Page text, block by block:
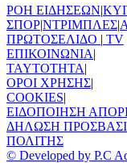
ΡΟΗ ΕΙΔΗΣΕΩΝ|
ΣΠΟΡ|ΝΤΡΙΜΠΛΕΣ|
ΠΡΩΤΟΣΕΛΙΔΟ | TV
ΕΠΙΚΟΙΝΩΝΙΑ|
TAYTOTHTA|
ΟΡΟΙ ΧΡΗΣΗΣ|
COOKIES|
ΕΙΔΟΠΟΙΗΣΗ
ΔΗΛΩΣΗ
ΠΟΛΙΤΗΣ
© Developed by P.C